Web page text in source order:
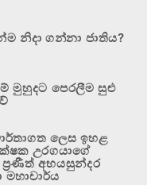
නිදා ගන්නා ජාතිය?
මුහුදට පෙරලීම සුළු
ලෙස ඉහළ
උරගයාගේ
අභයසුන්දර
මහාචාර්ය